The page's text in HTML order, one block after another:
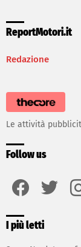
ReportMotori.it
Redazione
Le attività
Follow us
I più letti